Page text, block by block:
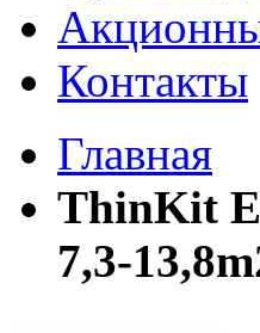
Контакты
Главная
ThinKit
7,3-